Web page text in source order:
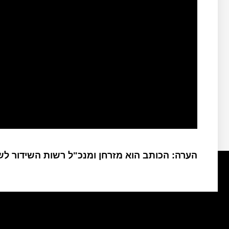
הערה: הכותב הוא מזרחן ומנכ"ל רשות השידור